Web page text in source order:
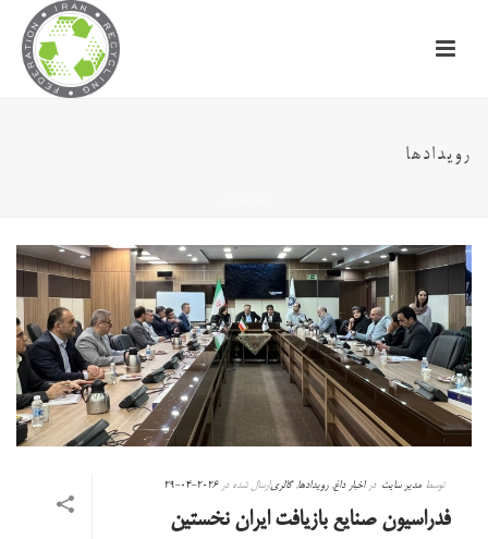
رویدادها
توسط مدیر سایت دراخبار داغ,رویدادها,گالریارسال شده در2026-04-29
فدراسیون صنایع بازیافت ایران نخستین